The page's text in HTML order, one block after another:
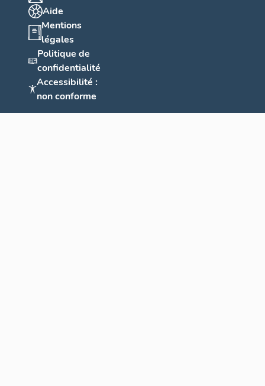
Aide
Mentions
légales
Politique de
confidentialité
Accessibilité :
non conforme